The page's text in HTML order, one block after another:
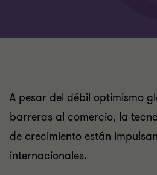
A pesar del débil optimismo
barreras al comercio, la
de crecimiento están
internacionales.